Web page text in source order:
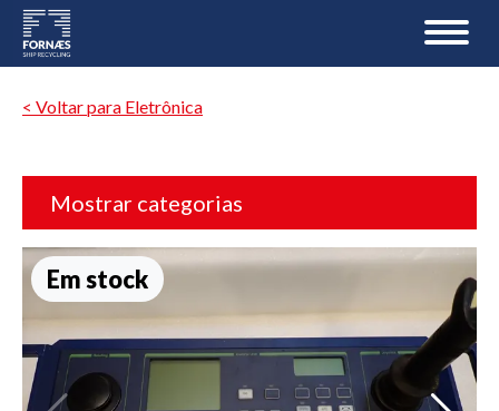
< Voltar para Eletrônica
Mostrar categorias
Em stock